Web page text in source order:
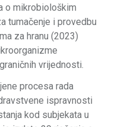
o mikrobiološkim
tumačenje i provedbu
za hranu (2023)
vrijednosti.
procesa rada
ispravnosti
kod subjekata u